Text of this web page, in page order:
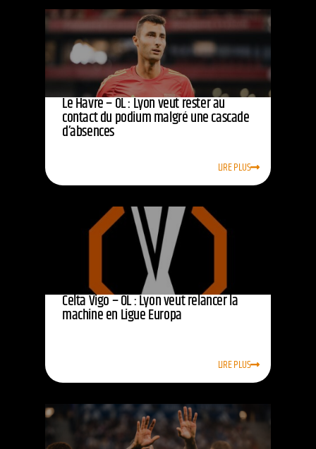
Le Havre – OL : Lyon veut rester au
contact du podium malgré une cascade
d’absences
LIRE PLUS
Celta Vigo – OL : Lyon veut relancer la
machine en Ligue Europa
LIRE PLUS